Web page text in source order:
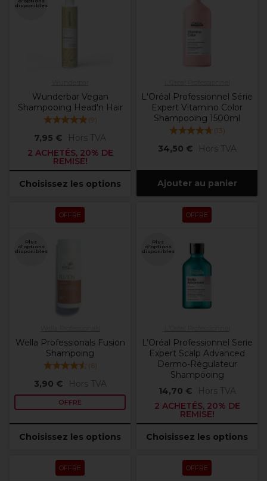
disponibles
Wunderbar Vegan
Shampooing Head'n Hair
(9)
7,95 €
Hors TVA
2 ACHETÉS, 20% DE
REMISE!
Choisissez les options
L'Oréal Professionnel Série
Expert Vitamino Color
Shampooing 1500ml
(13)
34,50 € Hors TVA
Ajouter au panier
OFFRE
Plus
d'options
disponibles
Wella Professionals Fusion
Shampoing
(6)
3,90 € Hors TVA
OFFRE
Choisissez les options
OFFRE
Plus
d'options
disponibles
L’Oréal Professionnel Serie
Expert Scalp Advanced
Dermo-Régulateur
Shampooing
14,70 €
Hors TVA
2 ACHETÉS, 20% DE
REMISE!
Choisissez les options
OFFRE OFFRE